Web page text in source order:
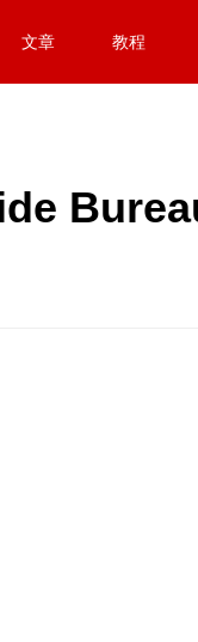
文章 教程